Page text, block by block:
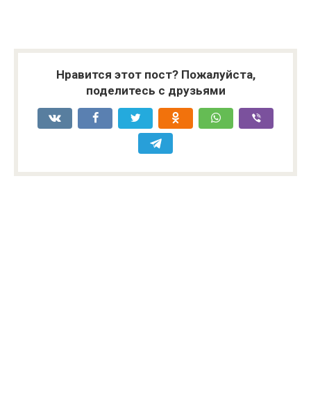
Нравится этот пост? Пожалуйста,
поделитесь с друзьями